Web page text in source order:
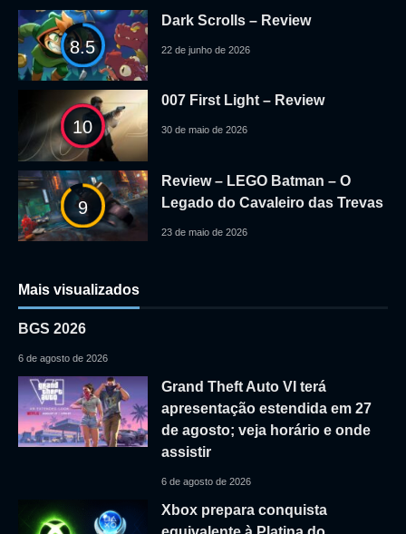
8.5
Dark Scrolls – Review
22 de junho de 2026
10
007 First Light – Review
30 de maio de 2026
9
Review – LEGO Batman – O
Legado do Cavaleiro das Trevas
23 de maio de 2026
Mais visualizados
BGS 2026
6 de agosto de 2026
Grand Theft Auto VI terá
apresentação estendida em 27
de agosto; veja horário e onde
assistir
6 de agosto de 2026
Xbox prepara conquista